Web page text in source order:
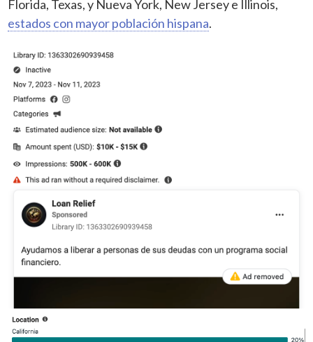
Florida, Texas, y Nueva York, New Jersey e Illinois,
estados con mayor población hispana.